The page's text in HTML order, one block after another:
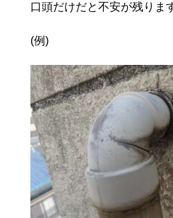
口頭だけだと不安が残りま
(例)